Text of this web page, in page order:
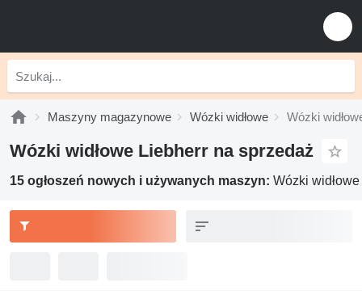
Maszyny magazynowe Wózki widłowe Wózki
Wózki widłowe Liebherr na sprzedaż
15 ogłoszeń nowych i używanych maszyn: Wózki